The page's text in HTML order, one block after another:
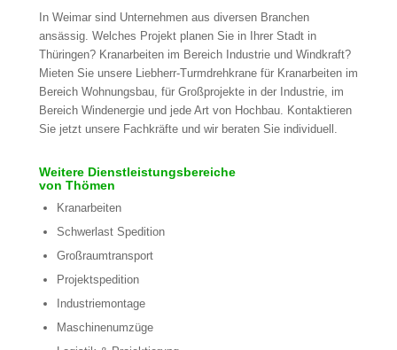
In Weimar sind Unternehmen aus diversen Branchen
ansässig. Welches Projekt planen Sie in Ihrer Stadt in
Thüringen? Kranarbeiten im Bereich Industrie und Windkraft?
Mieten Sie unsere Liebherr-Turmdrehkrane für Kranarbeiten im
Bereich Wohnungsbau, für Großprojekte in der Industrie, im
Bereich Windenergie und jede Art von Hochbau. Kontaktieren
Sie jetzt unsere Fachkräfte und wir beraten Sie individuell.
Weitere Dienstleistungsbereiche
von Thömen
Kranarbeiten
Schwerlast Spedition
Großraumtransport
Projektspedition
Industriemontage
Maschinenumzüge